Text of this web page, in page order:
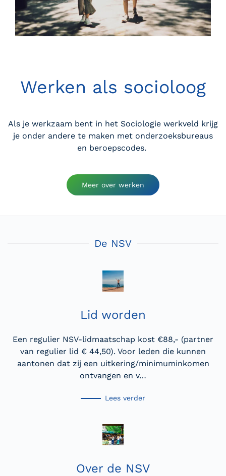
Werken als socioloog
Als je werkzaam bent in het Sociologie werkveld krijg
je onder andere te maken met onderzoeksbureaus
en beroepscodes.
Meer over werken
De NSV
Lid worden
Een regulier NSV-lidmaatschap kost €88,- (partner
van regulier lid € 44,50). Voor leden die kunnen
aantonen dat zij een uitkering/minimuminkomen
ontvangen en v…
Lees verder
Over de NSV